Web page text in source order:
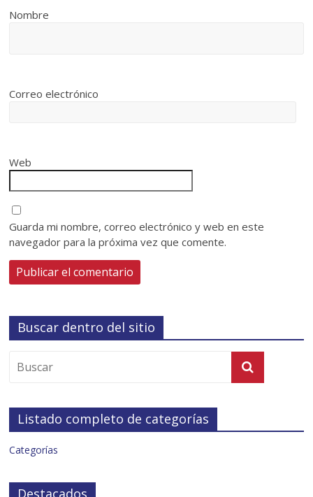
Nombre
Correo electrónico
Web
Guarda mi nombre, correo electrónico y web en este
navegador para la próxima vez que comente.
Buscar dentro del sitio
Listado completo de categorías
Categorías
Destacados